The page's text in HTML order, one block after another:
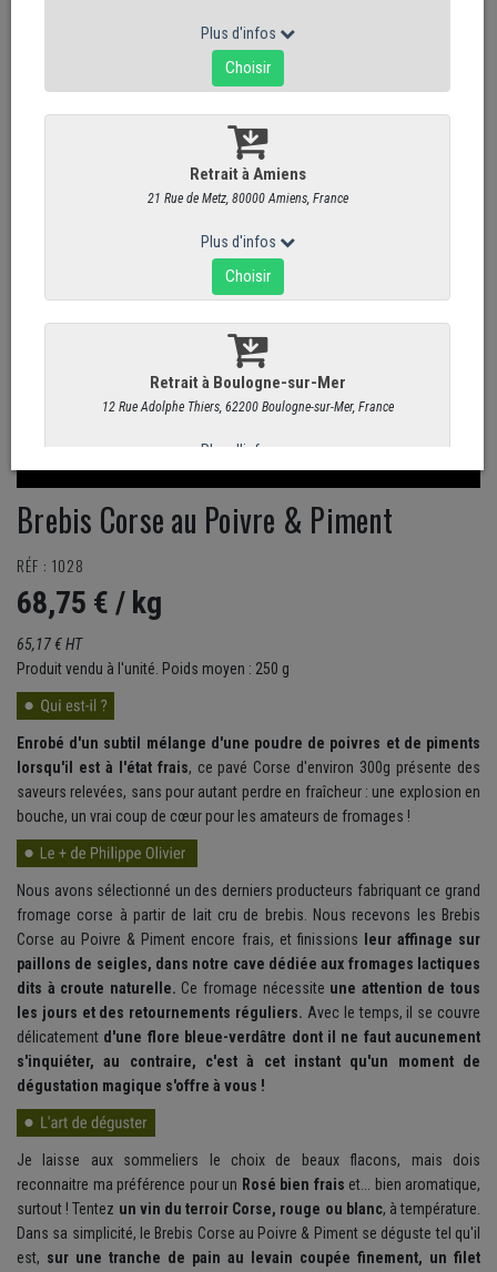
Brebis Corse au Poivre & Piment
RÉF : 1028
68,75 € / kg
65,17 € HT
Produit vendu à l'unité. Poids moyen : 250 g
Enrobé d'un subtil mélange d'une poudre de poivres et de piments
lorsqu'il est à l'état frais, ce pavé Corse d'environ 300g présente des
saveurs relevées, sans pour autant perdre en fraîcheur : une explosion en
bouche, un vrai coup de cœur pour les amateurs de fromages !
Nous avons sélectionné un des derniers producteurs fabriquant ce grand
fromage corse à partir de lait cru de brebis. Nous recevons les Brebis
Corse au Poivre & Piment encore frais, et finissions leur affinage sur
paillons de seigles, dans notre cave dédiée aux fromages lactiques
dits à croute naturelle. Ce fromage nécessite une attention de tous
les jours et des retournements réguliers. Avec le temps, il se couvre
délicatement d'une flore bleue-verdâtre dont il ne faut aucunement
s'inquiéter, au contraire, c'est à cet instant qu'un moment de
dégustation magique s'offre à vous !
Je laisse aux sommeliers le choix de beaux flacons, mais dois
reconnaitre ma préférence pour un Rosé bien frais et... bien aromatique,
surtout ! Tentez un vin du terroir Corse, rouge ou blanc, à température.
Dans sa simplicité, le Brebis Corse au Poivre & Piment se déguste tel qu'il
est, sur une tranche de pain au levain coupée finement, un filet